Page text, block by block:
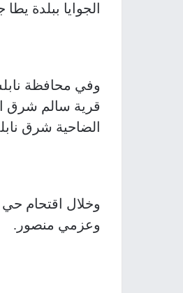
الجوايا ببلدة
وفي محافظة
قرية سالم شرق
الضاحية شرق
وخلال اقتحام حي
وعزمي منصور.